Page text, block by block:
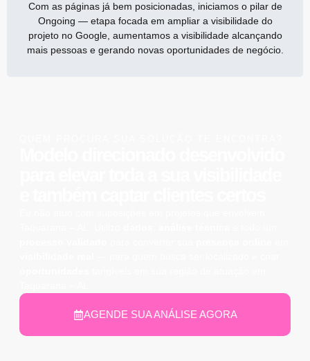
Com as páginas já bem posicionadas, iniciamos o pilar de
Ongoing — etapa focada em ampliar a visibilidade do
projeto no Google, aumentamos a visibilidade alcançando
mais pessoas e gerando novas oportunidades de negócio.
AGENDE SUA ANÁLISE AGORA